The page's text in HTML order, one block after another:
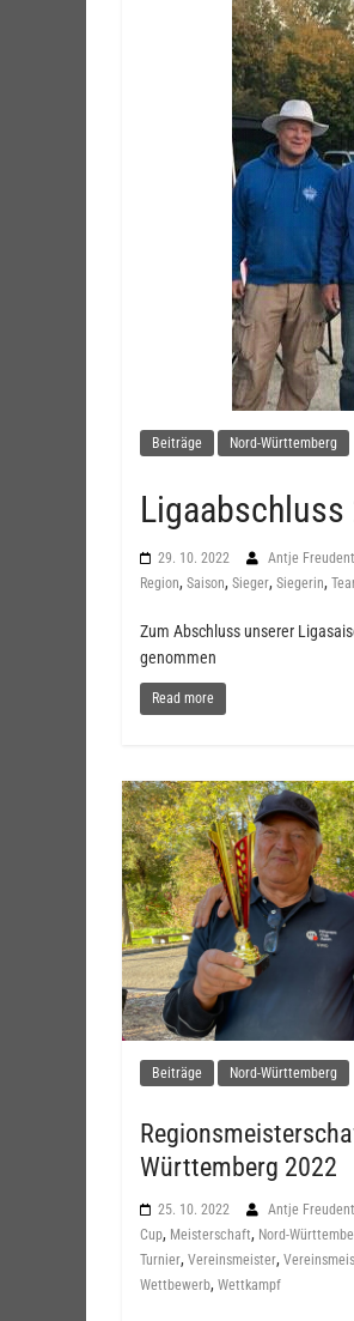
Beiträge Nord-Württemberg
29. 10. 2022 Antje
Region, Saison, Sieger, Siegerin,
Zum Abschluss unserer
genommen
Read more
Beiträge Nord-Württemberg
Württemberg 2022
25. 10. 2022 Antje
Cup, Meisterschaft, Nord-
Turnier, Vereinsmeister,
Wettbewerb, Wettkampf